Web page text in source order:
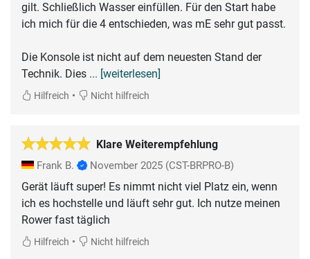
gilt. Schließlich Wasser einfüllen. Für den Start habe
ich mich für die 4 entschieden, was mE sehr gut passt.
Die Konsole ist nicht auf dem neuesten Stand der
Technik. Dies ... [weiterlesen]
Hilfreich • Nicht hilfreich
Klare Weiterempfehlung
Frank B. November 2025 (CST-BRPRO-B)
Gerät läuft super! Es nimmt nicht viel Platz ein, wenn
ich es hochstelle und läuft sehr gut. Ich nutze meinen
Rower fast täglich
Hilfreich • Nicht hilfreich